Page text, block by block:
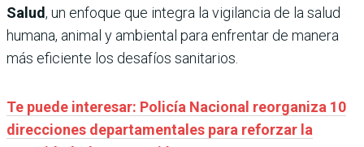
Salud, un enfoque que integra la vigilancia de la salud
humana, animal y ambiental para enfrentar de manera
más eficiente los desafíos sanitarios.
Te puede interesar: Policía Nacional reorganiza 10
direcciones departamentales para reforzar la